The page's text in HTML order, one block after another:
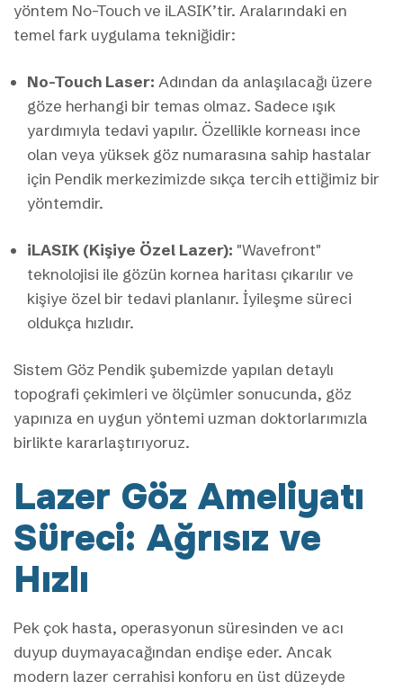
yöntem No-Touch ve iLASIK’tir. Aralarındaki en
temel fark uygulama tekniğidir:
No-Touch Laser: Adından da anlaşılacağı üzere
göze herhangi bir temas olmaz. Sadece ışık
yardımıyla tedavi yapılır. Özellikle korneası ince
olan veya yüksek göz numarasına sahip hastalar
için Pendik merkezimizde sıkça tercih ettiğimiz bir
yöntemdir.
iLASIK (Kişiye Özel Lazer): "Wavefront"
teknolojisi ile gözün kornea haritası çıkarılır ve
kişiye özel bir tedavi planlanır. İyileşme süreci
oldukça hızlıdır.
Sistem Göz Pendik şubemizde yapılan detaylı
topografi çekimleri ve ölçümler sonucunda, göz
yapınıza en uygun yöntemi uzman doktorlarımızla
birlikte kararlaştırıyoruz.
Lazer Göz Ameliyatı
Süreci: Ağrısız ve
Hızlı
Pek çok hasta, operasyonun süresinden ve acı
duyup duymayacağından endişe eder. Ancak
modern lazer cerrahisi konforu en üst düzeyde